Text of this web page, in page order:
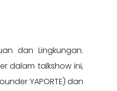
dan Lingkungan.
dalam talkshow ini,
YAPORTE) dan